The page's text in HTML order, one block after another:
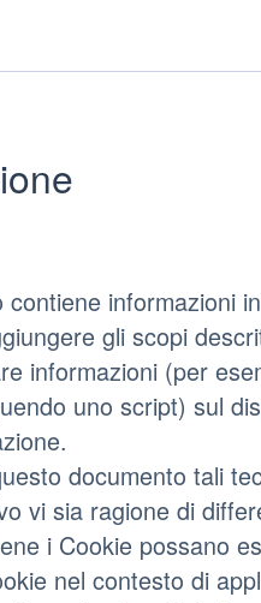
informazioni
gli scopi
informazioni (per
uno script) sul
documento tali
vi sia ragione di
i Cookie possano
nel contesto di